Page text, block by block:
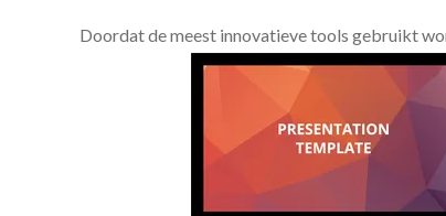
Doordat de meest innovatieve tools gebruikt